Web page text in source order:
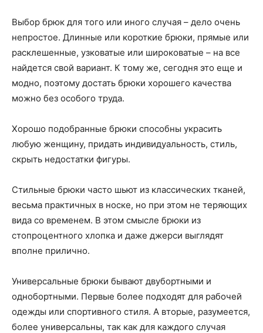
Выбор брюк для того или иного случая – дело очень
непростое. Длинные или короткие брюки, прямые или
расклешенные, узковатые или широковатые – на все
найдется свой вариант. К тому же, сегодня это еще и
модно, поэтому достать брюки хорошего качества
можно без особого труда.
Хорошо подобранные брюки способны украсить
любую женщину, придать индивидуальность, стиль,
скрыть недостатки фигуры.
Стильные брюки часто шьют из классических тканей,
весьма практичных в носке, но при этом не теряющих
вида со временем. В этом смысле брюки из
стопроцентного хлопка и даже джерси выглядят
вполне прилично.
Универсальные брюки бывают двубортными и
однобортными. Первые более подходят для рабочей
одежды или спортивного стиля. А вторые, разумеется,
более универсальны, так как для каждого случая